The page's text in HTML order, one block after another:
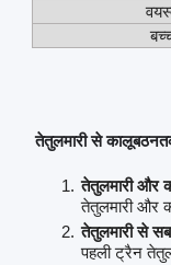
तेतुलमारी से
तेतुलमारी और
तेतुलमारी और
तेतुलमारी से
पहली ट्रैन